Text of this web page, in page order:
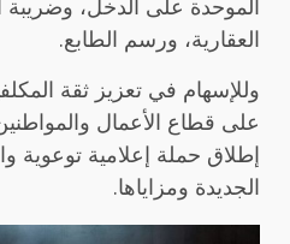
الموحدة على الدخل، وضريبة
العقارية، ورسم الطابع.
وللإسهام في تعزيز ثقة
على قطاع الأعمال
إطلاق حملة إعلامية توعوية
الجديدة ومزاياها.